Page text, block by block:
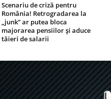
Scenariu de criză pentru
România! Retrogradarea la
„junk” ar putea bloca
majorarea pensiilor și aduce
tăieri de salarii